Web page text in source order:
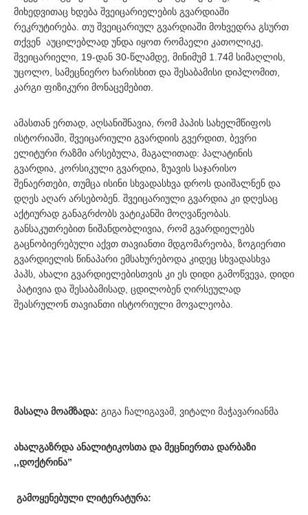
მიხედვითაც ხდება შვეიცარიელების გვარდიაში
რეკრუტირება. თუ შვეიცარიულ გვარდიაში მოხვედრა გსურთ
თქვენ აუცილებლად უნდა იყოთ რომაელი კათოლიკე,
შვეიცარიელი, 19-დან 30-წლამდე, მინიმუმ 1.74მ სიმაღლის,
უცოლო, სამეცნიერო ხარისხით და შესაბამისი დიპლომით,
კარგი ფიზიკური მონაცემებით.
ამასთან ერთად, აღსანიშნავია, რომ პაპის სახელმწიფოს
ისტორიაში, შვეიცარიული გვარდიის გვერდით, ბევრი
ელიტური რაზმი არსებულა, მაგალითად: პალატინის
გვარდია, კორსიკული გვარდია, ზუავის საჯარისო
შენაერთები, თუმცა ისინი სხვადასხვა დროს დაიშალნენ და
დღეს აღარ არსებობენ. შვეიცარიული გვარდია კი დღესაც
აქტიურად განაგრძობს ვატიკანში მოღვაწეობას.
განსაკუთრებით ნიშანდობლივია, რომ გვარდიელებს
გაცნობიერებული აქვთ თავიანთი მდგომარეობა, ზოგიერთი
გვარდიელის წინაპარი ემსახურებოდა კიდეც სხვადასხვა
პაპს, ახალი გვარდიელებისთვის კი ეს დიდი გამოწვევა, დიდი
პატივია და შესაბამისად, ცდილობენ ღირსეულად
შეასრულონ თავიანთი ისტორიული მოვალეობა.
მასალა მოამზადა: გიგა ჩალიგავამ, ვიტალი მაჭავარიანმა
ახალგაზრდა ანალიტიკოსთა და მეცნიერთა დარბაზი
,,დოქტრინა”
გამოყენებული ლიტერატურა: